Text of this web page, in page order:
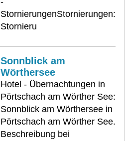
StornierungenStornierungen:
Stornieru
Sonnblick am
Wörthersee
Hotel - Übernachtungen in
Pörtschach am Wörther See:
Sonnblick am Wörthersee in
Pörtschach am Wörther See.
Beschreibung bei